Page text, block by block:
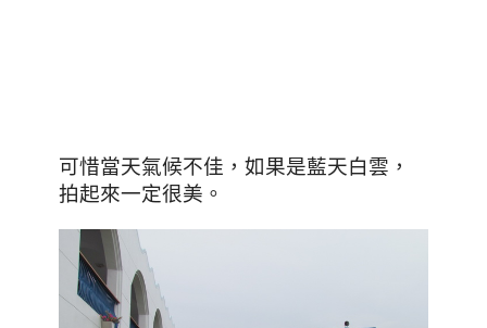
可惜當天氣候不佳，如果是藍天白雲，
拍起來一定很美。